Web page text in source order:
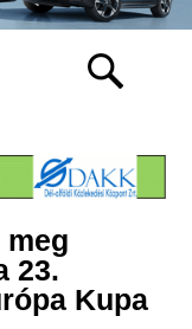
23.
Kupa